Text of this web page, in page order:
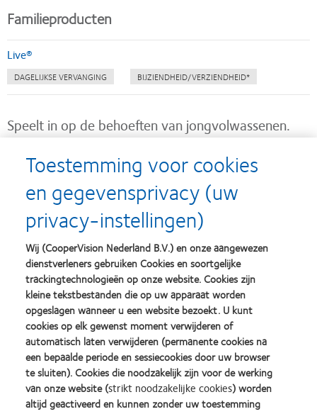
Familieproducten
Live®
DAGELIJKSE VERVANGING BIJZIENDHEID/VERZIENDHEID*
Speelt in op de behoeften van jongvolwassenen.
Jongvolwassenen noemen comfort, gezondheid, gemak en
betaalbaarheid als de belangrijkste kenmerken voor het
succesvol dragen van contactlenzen.3Live® daglenzen zijn
ontworpen om aan deze behoeften te voldoen – lensdragers
in staat stellen om hun leven op hun manier te leven.
Comfort– Siliconenmoleculen zijn hydrofoob en stoten dus
van nature water af. AquaGen® is een unieke technologie
zonder oppervlaktebehandeling die op natuurlijke wijze
watermoleculen aantrekt en aan het lensoppervlak bindt.
Samen met een hoog watergehalte (56%) draagt dit de hele
dag bij aan het draagcomfort.
Gezondheid– Met een Dk/t van 86 biedt Live® lensdragers
een betere zuurstofdoorlatendheid dan lenzen die gemaakt
Toestemming voor cookies
en gegevensprivacy (uw
privacy-instellingen)
Wij (CooperVision Nederland B.V.) en onze aangewezen
dienstverleners gebruiken Cookies en soortgelijke
trackingtechnologieën op onze website. Cookies zijn
kleine tekstbestanden die op uw apparaat worden
opgeslagen wanneer u een website bezoekt. U kunt
cookies op elk gewenst moment verwijderen of
automatisch laten verwijderen (permanente cookies na
een bepaalde periode en sessiecookies door uw browser
te sluiten). Cookies die noodzakelijk zijn voor de werking
van onze website (strikt noodzakelijke cookies) worden
altijd geactiveerd en kunnen zonder uw toestemming